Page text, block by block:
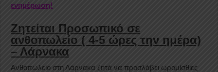
ενημέρωση!
Ζητείται Προσωπικό σε
ανθοπωλείο ( 4-5 ώρες την ημέρα)
– Λάρνακα
Ανθοπωλείο στη Λάρνακα ζητά να προσλάβει ωρομίσθιες